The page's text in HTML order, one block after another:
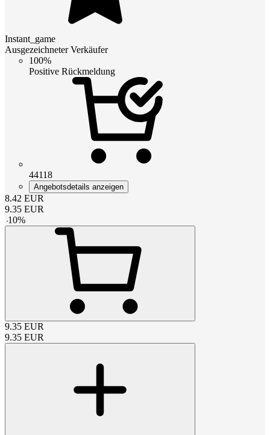
Instant_game
Ausgezeichneter Verkäufer
100%
Positive Rückmeldung
44118
Angebotsdetails anzeigen
8.42 EUR
9.35 EUR
-10%
9.35 EUR
9.35 EUR